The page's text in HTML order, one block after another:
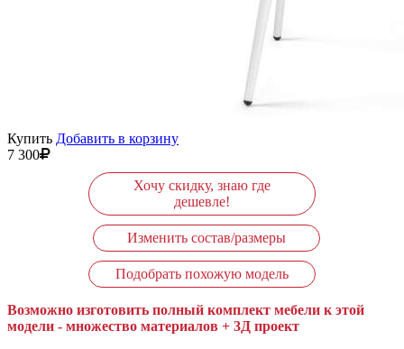
Купить Добавить в корзину
7 300
Хочу скидку, знаю где
дешевле!
Изменить состав/размеры
Подобрать похожую модель
Возможно изготовить полный комплект мебели к этой
модели - множество материалов + 3Д проект